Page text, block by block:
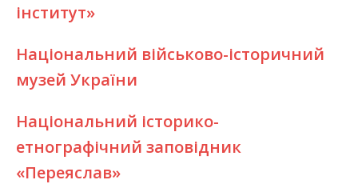
інститут»
Національний військово-історичний
музей України
Національний історико-
етнографічний заповідник
«Переяслав»